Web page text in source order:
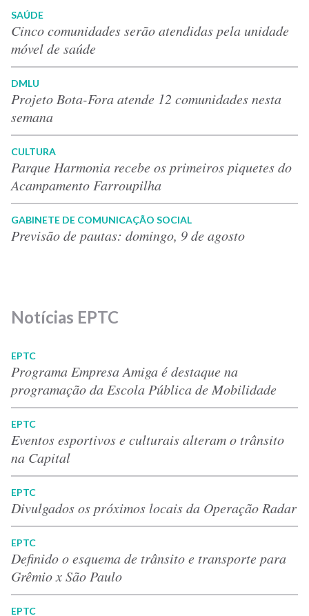
SAÚDE
Cinco comunidades serão atendidas pela unidade
móvel de saúde
DMLU
Projeto Bota-Fora atende 12 comunidades nesta
semana
CULTURA
Parque Harmonia recebe os primeiros piquetes do
Acampamento Farroupilha
GABINETE DE COMUNICAÇÃO SOCIAL
Previsão de pautas: domingo, 9 de agosto
Notícias EPTC
EPTC
Programa Empresa Amiga é destaque na
programação da Escola Pública de Mobilidade
EPTC
Eventos esportivos e culturais alteram o trânsito
na Capital
EPTC
Divulgados os próximos locais da Operação Radar
EPTC
Definido o esquema de trânsito e transporte para
Grêmio x São Paulo
EPTC